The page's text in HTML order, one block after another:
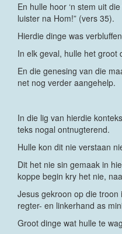
En hulle hoor ‘n stem uit
luister na Hom!” (vers 35).
Hierdie dinge was
In elk geval, hulle het groot
En die genesing van die
net nog verder aangehelp.
In die lig van hierdie
teks nogal ontnugterend.
Hulle kon dit nie verstaan
Dit het nie sin gemaak in
koppe begin kry het nie,
Jesus gekroon op die
regter- en linkerhand as
Groot dinge wat hulle te